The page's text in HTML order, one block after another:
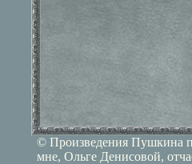
© Произведения Пушкина
мне, Ольге Денисовой,